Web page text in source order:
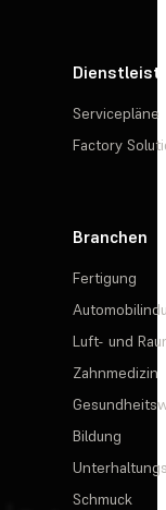
Servicepläne
Factory
Branchen
Fertigung
Luft- und
Zahnmedizin
Bildung
Schmuck